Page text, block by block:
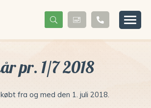
pr. 1/7 2018
fra og med den 1. juli 2018.